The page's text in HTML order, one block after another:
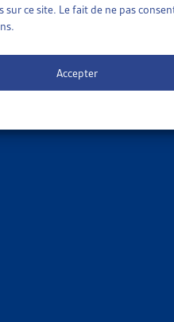
sur ce site. Le fait de ne pas
Accepter
En savoir plus